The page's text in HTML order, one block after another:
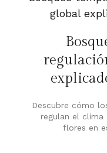
Descubre cómo
regulan el clima
flores en